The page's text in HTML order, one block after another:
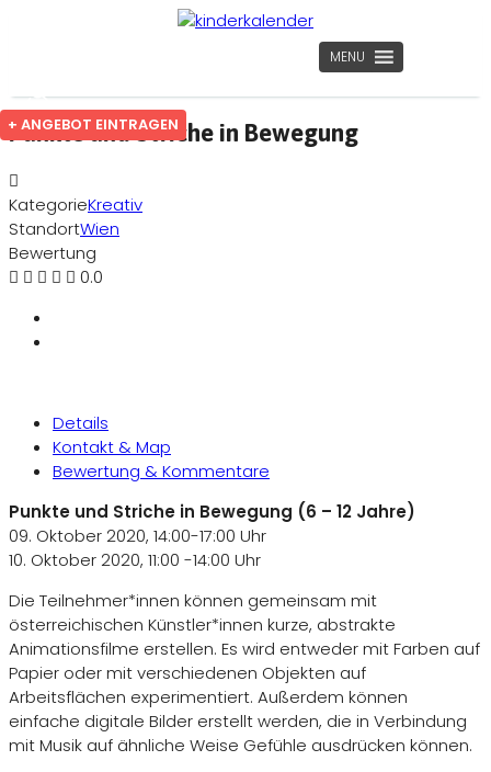
+ ANGEBOT EINTRAGEN
MENU
Punkte und Striche in Bewegung
KategorieKreativ
StandortWien
Bewertung
0.0
Details
Kontakt & Map
Bewertung & Kommentare
Punkte und Striche in Bewegung (6 – 12 Jahre)
09. Oktober 2020, 14:00-17:00 Uhr
10. Oktober 2020, 11:00 -14:00 Uhr
Die Teilnehmer*innen können gemeinsam mit
österreichischen Künstler*innen kurze, abstrakte
Animationsfilme erstellen. Es wird entweder mit Farben auf
Papier oder mit verschiedenen Objekten auf
Arbeitsflächen experimentiert. Außerdem können
einfache digitale Bilder erstellt werden, die in Verbindung
mit Musik auf ähnliche Weise Gefühle ausdrücken können.